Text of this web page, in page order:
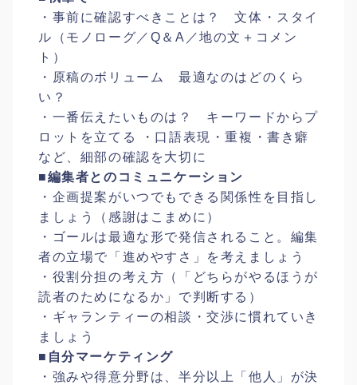
・事前に確認すべきことは？ 文体・スタイ
ル（モノローグ／Q＆A／地の文＋コメン
ト）
・原稿のボリューム 最適なのはどのくら
い？
・一番伝えたいものは？ キーワードからプ
ロットを立てる ・口語表現・重複・書き癖
など、細部の確認を大切に
■編集者とのコミュニケーション
・企画提案がいつでもできる関係性を目指し
ましょう（感謝はこまめに）
・ゴールは最適な形で発信されること。編集
者の立場で「進めやすさ」を考えましょう
・役割分担の考え方（「どちらがやるほうが
読者のためになるか」で判断する）
・ギャランティーの相談・交渉に慣れていき
ましょう
■自分マーケティング
・強みや得意分野は、半分以上「他人」が決